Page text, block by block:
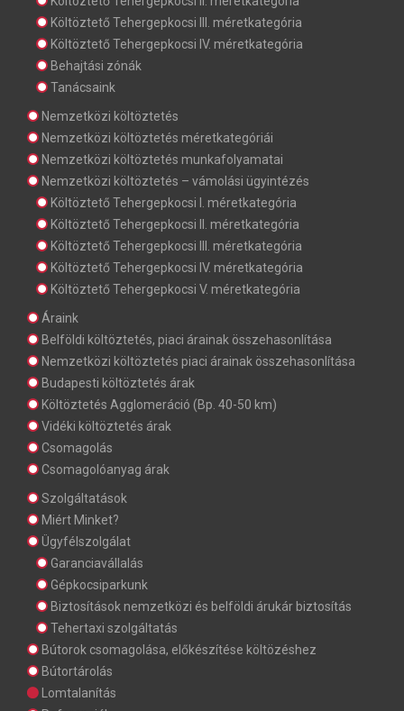
Költöztető Tehergepkocsi III. méretkategória
Költöztető Tehergepkocsi IV. méretkategória
Behajtási zónák
Tanácsaink
Nemzetközi költöztetés
Nemzetközi költöztetés méretkategóriái
Nemzetközi költöztetés munkafolyamatai
Nemzetközi költöztetés – vámolási ügyintézés
Költöztető Tehergepkocsi I. méretkategória
Költöztető Tehergepkocsi II. méretkategória
Költöztető Tehergepkocsi III. méretkategória
Költöztető Tehergepkocsi IV. méretkategória
Költöztető Tehergepkocsi V. méretkategória
Áraink
Belföldi költöztetés, piaci árainak összehasonlítása
Nemzetközi költöztetés piaci árainak összehasonlítása
Budapesti költöztetés árak
Költöztetés Agglomeráció (Bp. 40-50 km)
Vidéki költöztetés árak
Csomagolás
Csomagolóanyag árak
Szolgáltatások
Miért Minket?
Ügyfélszolgálat
Garanciavállalás
Gépkocsiparkunk
Biztosítások nemzetközi és belföldi árukár biztosítás
Tehertaxi szolgáltatás
Bútorok csomagolása, előkészítése költözéshez
Bútortárolás
Lomtalanítás